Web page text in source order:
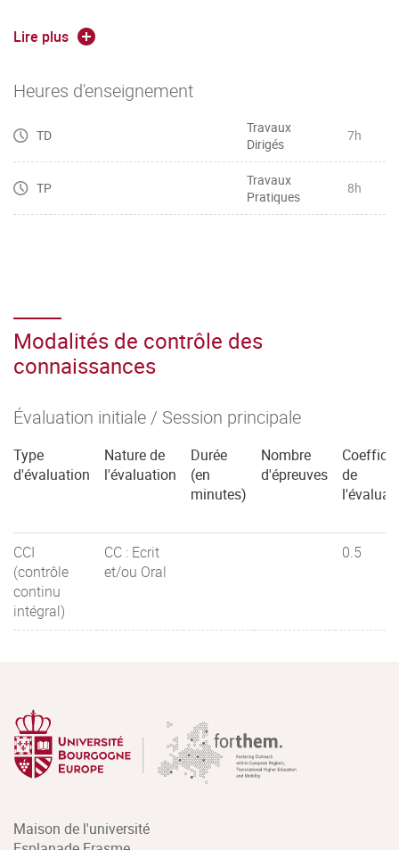
registres de langue à la situation"
Lire plus
Heures d'enseignement
TD
Travaux
Dirigés
7h
TP
Travaux
Pratiques
8h
Modalités de contrôle des
connaissances
Évaluation initiale / Session principale
Type
d'évaluation
Nature de
l'évaluation
Durée
(en
minutes)
Nombre
d'épreuves
de
CCI
(contrôle
continu
intégral)
CC : Ecrit
et/ou Oral
0.5
Maison de l'université